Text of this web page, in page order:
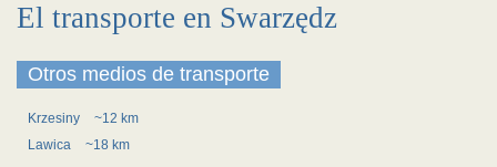
El transporte en Swarzędz
Otros medios de transporte
Krzesiny
~12 km
Lawica
~18 km